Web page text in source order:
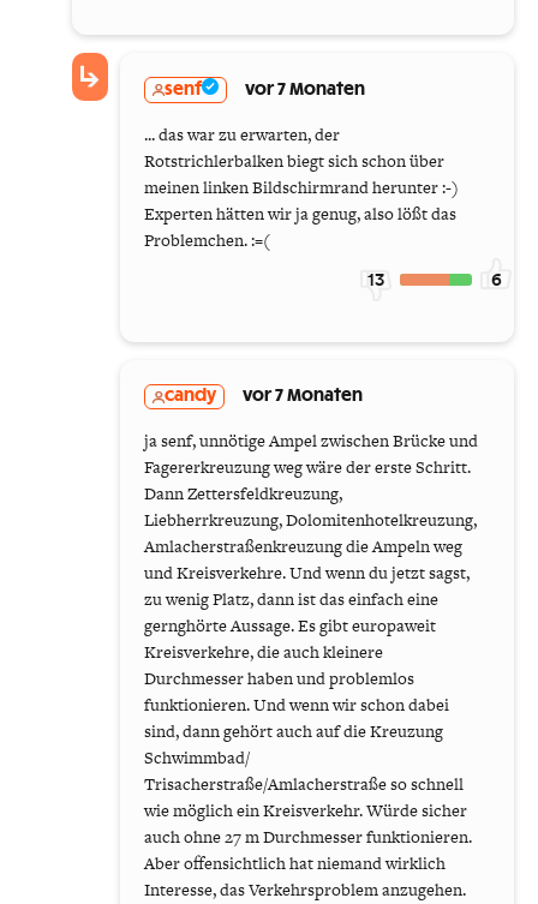
senf vor 7 Monaten
... das war zu erwarten, der
Rotstrichlerbalken biegt sich schon über
meinen linken Bildschirmrand herunter :-)
Experten hätten wir ja genug, also lößt das
Problemchen. :=(
13 6
candy vor 7 Monaten
ja senf, unnötige Ampel zwischen Brücke und
Fagererkreuzung weg wäre der erste Schritt.
Dann Zettersfeldkreuzung,
Liebherrkreuzung, Dolomitenhotelkreuzung,
Amlacherstraßenkreuzung die Ampeln weg
und Kreisverkehre. Und wenn du jetzt sagst,
zu wenig Platz, dann ist das einfach eine
gernghörte Aussage. Es gibt europaweit
Kreisverkehre, die auch kleinere
Durchmesser haben und problemlos
funktionieren. Und wenn wir schon dabei
sind, dann gehört auch auf die Kreuzung
Schwimmbad/
Trisacherstraße/Amlacherstraße so schnell
wie möglich ein Kreisverkehr. Würde sicher
auch ohne 27 m Durchmesser funktionieren.
Aber offensichtlich hat niemand wirklich
Interesse, das Verkehrsproblem anzugehen.